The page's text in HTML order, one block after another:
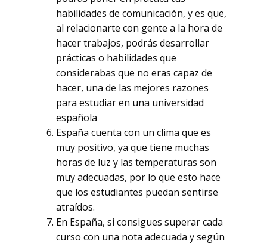
No hay productos
en el carrito.
Go To Shop
habilidades de comunicación, y es que,
al relacionarte con gente a la hora de
hacer trabajos, podrás desarrollar
prácticas o habilidades que
considerabas que no eras capaz de
hacer, una de las mejores razones
para estudiar en una universidad
española
España cuenta con un clima que es
muy positivo, ya que tiene muchas
horas de luz y las temperaturas son
muy adecuadas, por lo que esto hace
que los estudiantes puedan sentirse
atraídos.
En España, si consigues superar cada
curso con una nota adecuada y según